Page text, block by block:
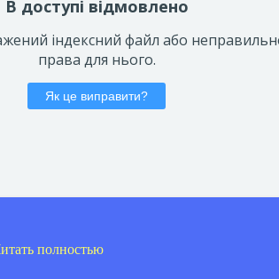
полностью